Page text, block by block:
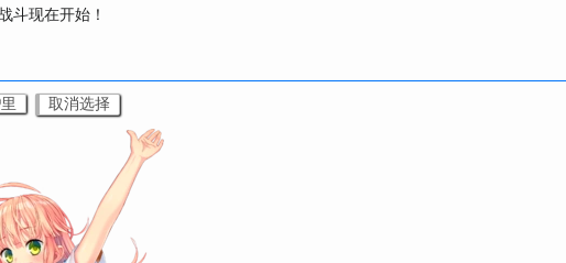
斗现在开始！
里 取消选择